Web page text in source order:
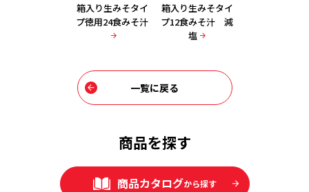
箱入り生みそタイ
プ徳用24食みそ汁
箱入り生みそタイ
プ12食みそ汁 減
塩
一覧に戻る
商品を探す
商品カタログから探す